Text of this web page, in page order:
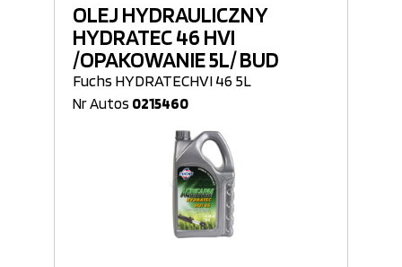
OLEJ HYDRAULICZNY
HYDRATEC 46 HVI
/OPAKOWANIE 5L/ BUD
Fuchs HYDRATECHVI 46 5L
Nr Autos 0215460